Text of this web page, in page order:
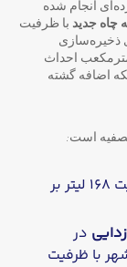
انجام شده
با ظرفیت
برای ذخیره‌سازی
حجم کل ۲۷۸,۴۳۰ مترمکعب احداث
اضافه گشته
است:
راه‌اندازی تصفیه‌خانه آب بشاگرد با ظرفیت ۱۶۸ لیتر بر
در
با ظرفیت